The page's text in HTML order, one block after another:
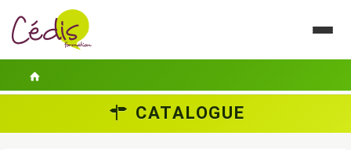
CATALOGUE